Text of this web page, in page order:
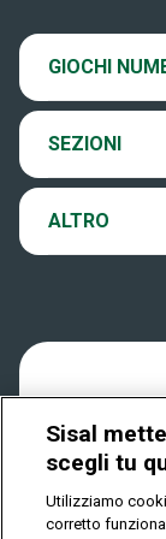
GIOCHI
Eurojackpot
VinciCasa
Play Your
SEZIONI
Ultima
Archivio
Verifica
ALTRO
Contatti
Notifiche
Privacy
Sisal
scegli tu
Utilizziamo
corretto